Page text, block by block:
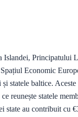
Principatului
Economic
statele baltice.
reunește statele
state au contribuit cu